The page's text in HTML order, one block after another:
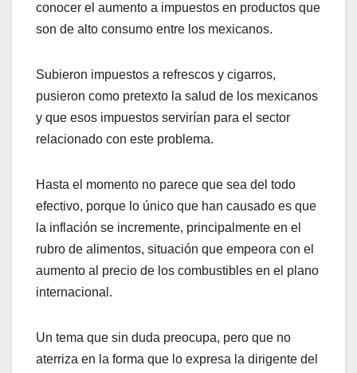
conocer el aumento a impuestos en productos que
son de alto consumo entre los mexicanos.
Subieron impuestos a refrescos y cigarros,
pusieron como pretexto la salud de los mexicanos
y que esos impuestos servirían para el sector
relacionado con este problema.
Hasta el momento no parece que sea del todo
efectivo, porque lo único que han causado es que
la inflación se incremente, principalmente en el
rubro de alimentos, situación que empeora con el
aumento al precio de los combustibles en el plano
internacional.
Un tema que sin duda preocupa, pero que no
aterriza en la forma que lo expresa la dirigente del